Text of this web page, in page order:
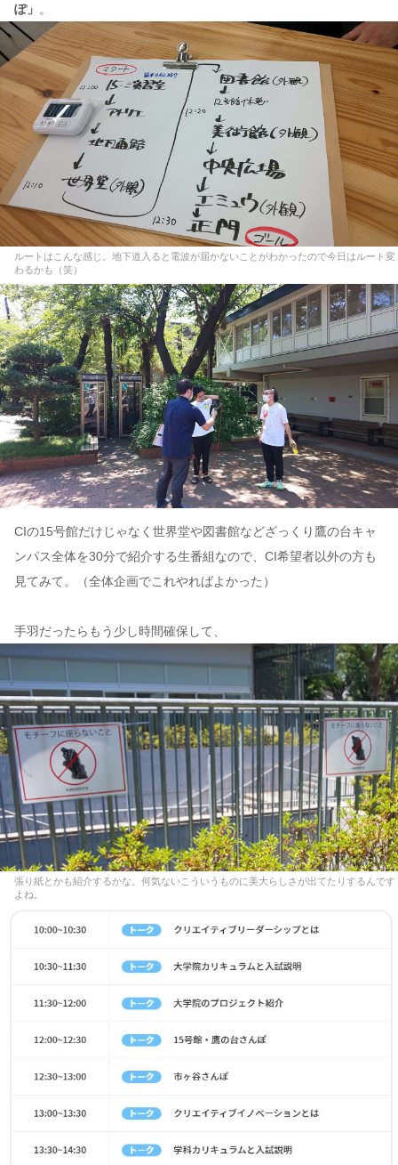
ぽ」 。
ルートはこんな感じ。地下道入ると電波が届かないことがわかったので今日はルート変
わるかも（笑）
CIの15号館だけじゃなく世界堂や図書館などざっくり鷹の台キャ
ンパス全体を30分で紹介する生番組なので、CI希望者以外の方も
見てみて。（全体企画でこれやればよかった）
手羽だったらもう少し時間確保して、
張り紙とかも紹介するかな。何気ないこういうものに美大らしさが出てたりするんです
よね。